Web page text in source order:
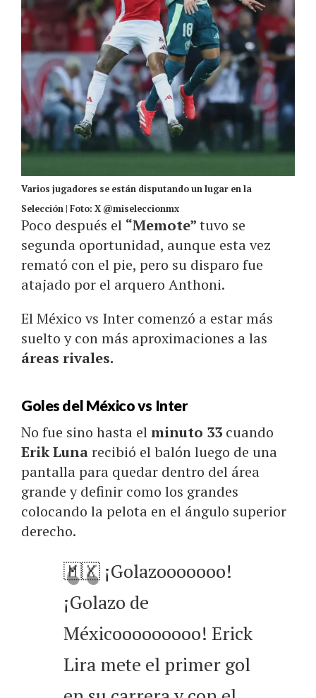
Varios jugadores se están disputando un lugar en la
Selección | Foto: X @miseleccionmx
Poco después el “Memote”tuvo se
segunda oportunidad, aunque esta vez
remató con el pie, pero su disparo fue
atajado por el arquero Anthoni.
El México vs Inter comenzó a estar más
suelto y con más aproximaciones a las
áreas rivales.
Goles del México vs Inter
No fue sino hasta elminuto 33 cuando
Erik Lunarecibió el balón luego de una
pantalla para quedar dentro del área
grande y definir como los grandes
colocando la pelota en el ángulo superior
derecho.
🇲🇽 ¡Golazooooooo!
¡Golazo de
Méxicooooooooo! Erick
Lira mete el primer gol